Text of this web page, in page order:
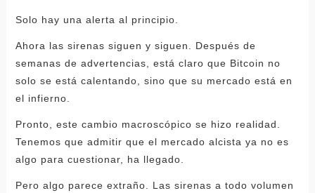
Solo hay una alerta al principio.
Ahora las sirenas siguen y siguen. Después de
semanas de advertencias, está claro que Bitcoin no
solo se está calentando, sino que su mercado está en
el infierno.
Pronto, este cambio macroscópico se hizo realidad.
Tenemos que admitir que el mercado alcista ya no es
algo para cuestionar, ha llegado.
Pero algo parece extraño. Las sirenas a todo volumen